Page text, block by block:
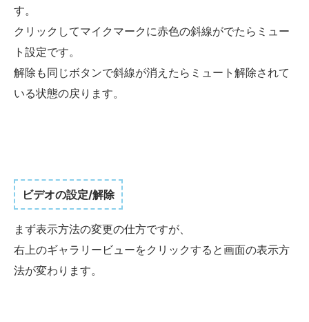
す。
クリックしてマイクマークに赤色の斜線がでたらミュー
ト設定です。
解除も同じボタンで斜線が消えたらミュート解除されて
いる状態の戻ります。
ビデオの設定/解除
まず表示方法の変更の仕方ですが、
右上のギャラリービューをクリックすると画面の表示方
法が変わります。